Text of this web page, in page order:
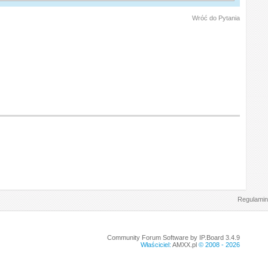
Wróć do Pytania
Regulamin
Community Forum Software by IP.Board 3.4.9
Właściciel: AMXX.pl© 2008 - 2026